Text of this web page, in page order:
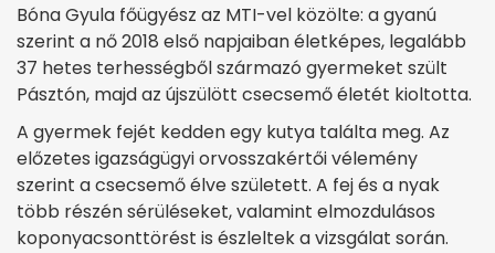
Bóna Gyula főügyész az MTI-vel közölte: a gyanú
szerint a nő 2018 első napjaiban életképes, legalább
37 hetes terhességből származó gyermeket szült
Pásztón, majd az újszülött csecsemő életét kioltotta.
A gyermek fejét kedden egy kutya találta meg. Az
előzetes igazságügyi orvosszakértői vélemény
szerint a csecsemő élve született. A fej és a nyak
több részén sérüléseket, valamint elmozdulásos
koponyacsonttörést is észleltek a vizsgálat során.